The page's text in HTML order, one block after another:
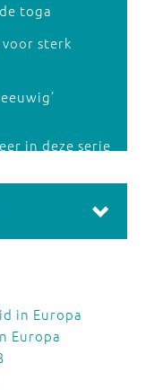
toga
sterk
in deze serie
in Europa
Europa